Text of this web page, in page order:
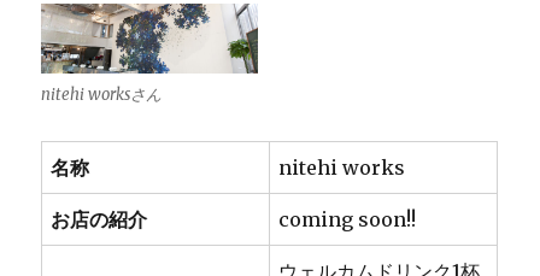
nitehi worksさん
名称 nitehi works
お店の紹介 coming soon!!